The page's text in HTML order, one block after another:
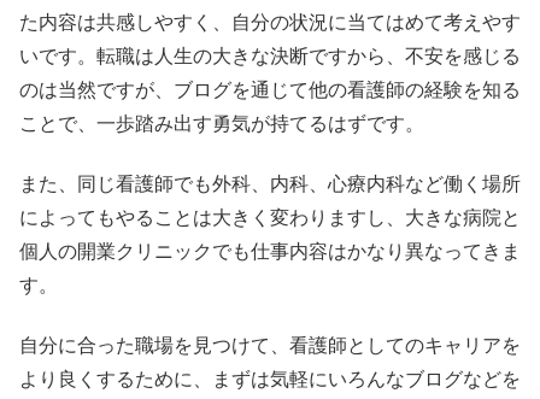
た内容は共感しやすく、自分の状況に当てはめて考えやす
いです。転職は人生の大きな決断ですから、不安を感じる
のは当然ですが、ブログを通じて他の看護師の経験を知る
ことで、一歩踏み出す勇気が持てるはずです。
また、同じ看護師でも外科、内科、心療内科など働く場所
によってもやることは大きく変わりますし、大きな病院と
個人の開業クリニックでも仕事内容はかなり異なってきま
す。
自分に合った職場を見つけて、看護師としてのキャリアを
より良くするために、まずは気軽にいろんなブログなどを